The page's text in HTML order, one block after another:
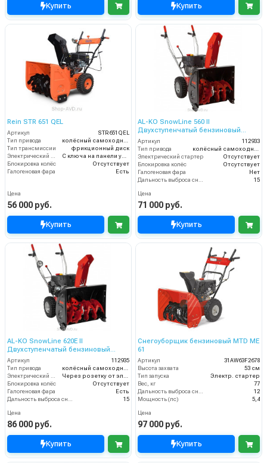
Купить Купить
Rein STR 651 QEL
Артикул
STR651QEL
Тип привода
колёсный самоходный
Тип трансмиссии
фрикционный диск
Электрический стартер
С ключа на панели управления
Блокировка колёс
Отсутствует
Галогеновая фара
Есть
Цена
56 000 руб.
Купить
AL-KO SnowLine 560 II
Двухступенчатый бензиновый
снегоуборщик
Артикул
112933
Тип привода
колёсный самоходный
Электрический стартер
Отсутствует
Блокировка колёс
Отсутствует
Галогеновая фара
Нет
Дальность выброса снега (м)
15
Цена
71 000 руб.
Купить
AL-KO SnowLine 620E II
Двухступенчатый бензиновый
снегоуборщик
Артикул
112935
Тип привода
колёсный самоходный
Электрический стартер
Через розетку от электросети
Блокировка колёс
Отсутствует
Галогеновая фара
Есть
Дальность выброса снега (м)
15
Цена
86 000 руб.
Купить
Снегоуборщик бензиновый MTD ME
61
Артикул
31AW63F2678
Высота захвата
53 см
Тип запуска
Электр. стартер
Вес, кг
77
Дальность выброса снега (м)
12
Мощность (лс)
5,4
Цена
97 000 руб.
Купить